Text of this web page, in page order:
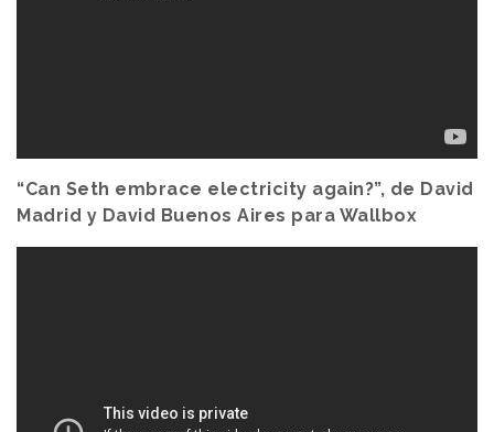
“Can Seth embrace electricity again?”, de David
Madrid y David Buenos Aires para Wallbox